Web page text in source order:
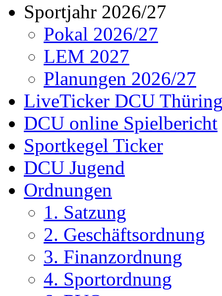
Sportjahr 2026/27
Pokal 2026/27
LEM 2027
Planungen 2026/27
LiveTicker DCU
DCU online Spielbericht
Sportkegel Ticker
DCU Jugend
Ordnungen
1. Satzung
2. Geschäftsordnung
3. Finanzordnung
4. Sportordnung